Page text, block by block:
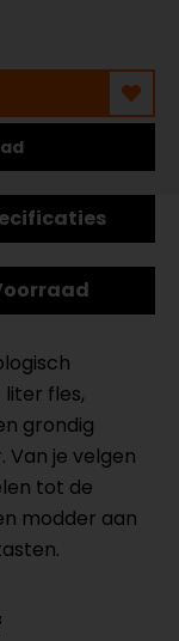
fles,
grondig
Van je velgen
tot de
modder aan